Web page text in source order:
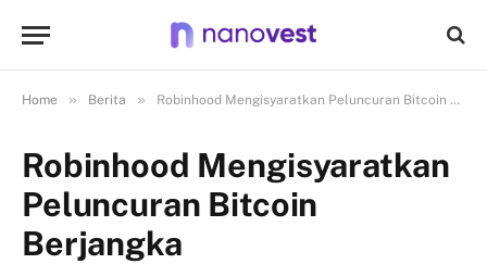
Home » Berita » Robinhood Mengisyaratkan Peluncuran Bitcoin Berjangka
Robinhood Mengisyaratkan
Peluncuran Bitcoin
Berjangka